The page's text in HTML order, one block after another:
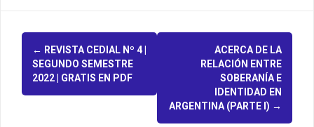
P← REVISTA CEDIAL Nº 4 |
SEGUNDO SEMESTRE
2022 | GRATIS EN PDF
ACERCA DE LA
RELACIÓN ENTRE
SOBERANÍA E
IDENTIDAD EN
ARGENTINA (PARTE I) →